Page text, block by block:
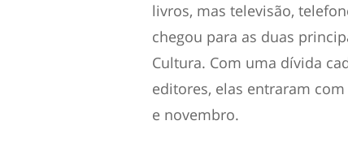
livros, mas televisão,
chegou para as duas
Cultura. Com uma dívida
editores, elas entraram
e novembro.